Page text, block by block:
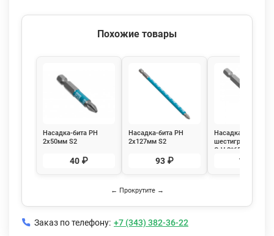
Похожие товары
Насадка-бита PH
2х50мм S2
РемоКолор 33-7-572
40 ₽
Насадка-бита PH
2х127мм S2
РемоКолор 33-7-575
93 ₽
Насадка
шестигранная,
CrV 8*65 мм,
Ремоколор 33-3-
119 ₽
← Прокрутите →
Заказ по телефону: +7 (343) 382-36-22